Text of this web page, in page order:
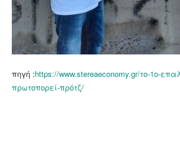
πηγή :https://www.stereaeconomy.gr/το-1ο-
πρωτοπορεί-πρότζ/